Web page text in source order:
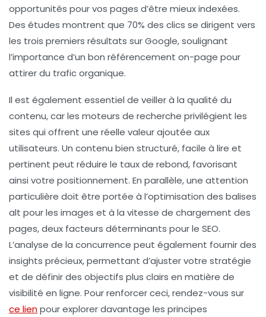
opportunités pour vos pages d’être mieux indexées.
Des études montrent que 70% des clics se dirigent vers
les trois premiers résultats sur Google, soulignant
l’importance d’un bon référencement on-page pour
attirer du trafic organique.
Il est également essentiel de veiller à la qualité du
contenu, car les moteurs de recherche privilégient les
sites qui offrent une réelle valeur ajoutée aux
utilisateurs. Un contenu bien structuré, facile à lire et
pertinent peut réduire le taux de rebond, favorisant
ainsi votre positionnement. En parallèle, une attention
particulière doit être portée à l’optimisation des balises
alt pour les images et à la vitesse de chargement des
pages, deux facteurs déterminants pour le SEO.
L’analyse de la concurrence peut également fournir des
insights précieux, permettant d’ajuster votre stratégie
et de définir des objectifs plus clairs en matière de
visibilité en ligne. Pour renforcer ceci, rendez-vous sur
ce lienpour explorer davantage les principes